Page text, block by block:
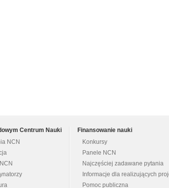
Centrum Nauki
NCN
Finansowanie nauki
Konkursy
Panele NCN
Najczęściej zadawane pytania
Informacje dla realizujących
Pomoc publiczna